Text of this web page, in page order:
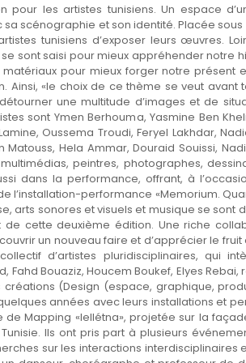
les artistes tunisiens. Un espace
scénographie et son identité. Placée sous
tunisiens d’exposer leurs œuvres.
sont saisi pour mieux appréhender notre
matériaux pour mieux forger notre
Ainsi, «le choix de ce thème se veut
une multitude d’images et de
sont Ymen Berhouma, Yasmine Ben
Oussema Troudi, Feryel Lakhdar,
Hela Ammar, Douraid Souissi,
peintres, photographes,
dans la performance, offrant, à
l’installation-performance «Memorium.
arts sonores et visuels et musique se
cette deuxième édition. Une riche
un nouveau faire et d’apprécier le
d’artistes pluridisciplinaires, qui
Bouaziz, Houcem Boukef, Elyes
(Design (espace, graphique,
années avec leurs installations et
Mapping «lellétna», projetée sur la
Ils ont pris part à plusieurs
sur les interactions